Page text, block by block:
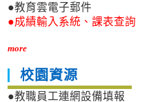
●教育雲電子郵件
●成績輸入系統、課表查詢
more
校園資源
●教職員工連網設備填報